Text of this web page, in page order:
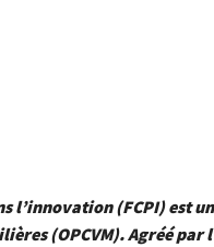
l’innovation (FCPI) est
(OPCVM). Agréé par